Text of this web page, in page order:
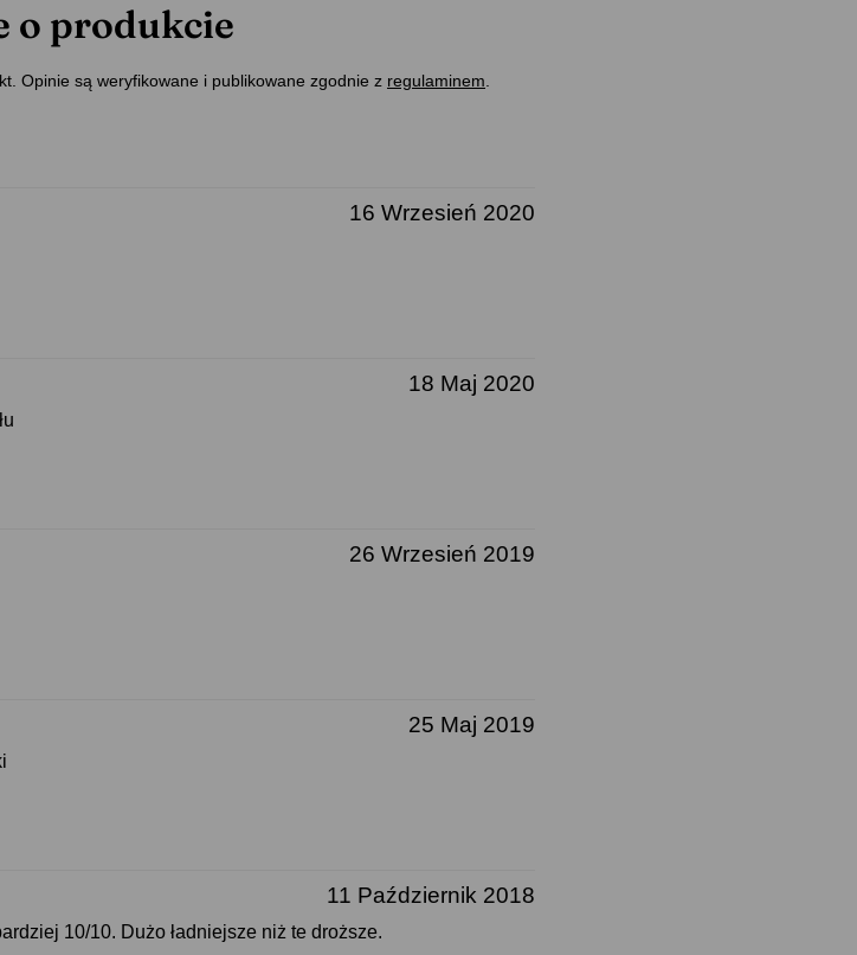
o produkcie
Opinie są weryfikowane i publikowane zgodnie z regulaminem
16 Wrzesień 2020
18 Maj 2020
26 Wrzesień 2019
25 Maj 2019
11 Październik 2018
10/10. Dużo ładniejsze niż te droższe.